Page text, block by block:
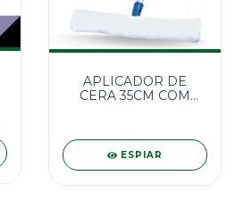
APLICADOR DE
CERA 35CM COM
ESPIAR